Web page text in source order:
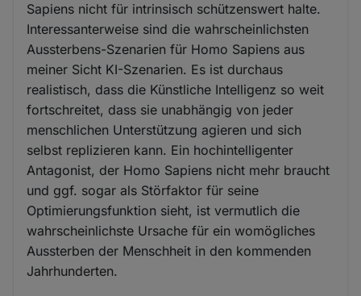
Sapiens nicht für intrinsisch schützenswert halte.
Interessanterweise sind die wahrscheinlichsten
Aussterbens-Szenarien für Homo Sapiens aus
meiner Sicht KI-Szenarien. Es ist durchaus
realistisch, dass die Künstliche Intelligenz so weit
fortschreitet, dass sie unabhängig von jeder
menschlichen Unterstützung agieren und sich
selbst replizieren kann. Ein hochintelligenter
Antagonist, der Homo Sapiens nicht mehr braucht
und ggf. sogar als Störfaktor für seine
Optimierungsfunktion sieht, ist vermutlich die
wahrscheinlichste Ursache für ein womögliches
Aussterben der Menschheit in den kommenden
Jahrhunderten.